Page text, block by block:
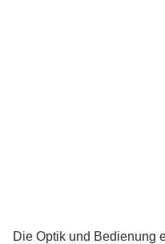
Die Optik und Bedienung